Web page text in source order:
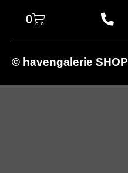
© havengalerie SHOP
0